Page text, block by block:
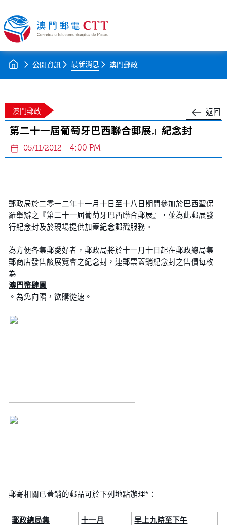
公開資訊 最新消息 澳門郵政
返回
澳門郵政
第二十一屆葡萄牙巴西聯合郵展』紀念封
05/11/2012 4:00 PM
郵政局於二零一二年十一月十日至十八日期間參加於巴西聖保
羅舉辦之『第二十一屆葡萄牙巴西聯合郵展』，並為此郵展發
行紀念封及於現場提供加蓋紀念郵戳服務。
為方便各集郵愛好者，郵政局將於十一月十日起在郵政總局集
郵商店發售該展覽會之紀念封，連郵票蓋銷紀念封之售價每枚
為
澳門幣肆圓
。為免向隅，欲購從速。
郵寄相關已蓋銷的郵品可於下列地點辦理*：
郵政總局集
十一月
早上九時至下午